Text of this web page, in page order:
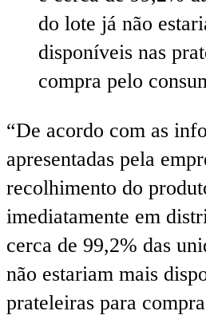
do lote já não
disponíveis nas
compra pelo
“De acordo com as
apresentadas pela
recolhimento do
imediatamente em
cerca de 99,2% das
não estariam mais
prateleiras para